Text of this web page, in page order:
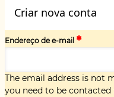
Criar nova conta
Endereço de e-mail
The email address is not
you need to be